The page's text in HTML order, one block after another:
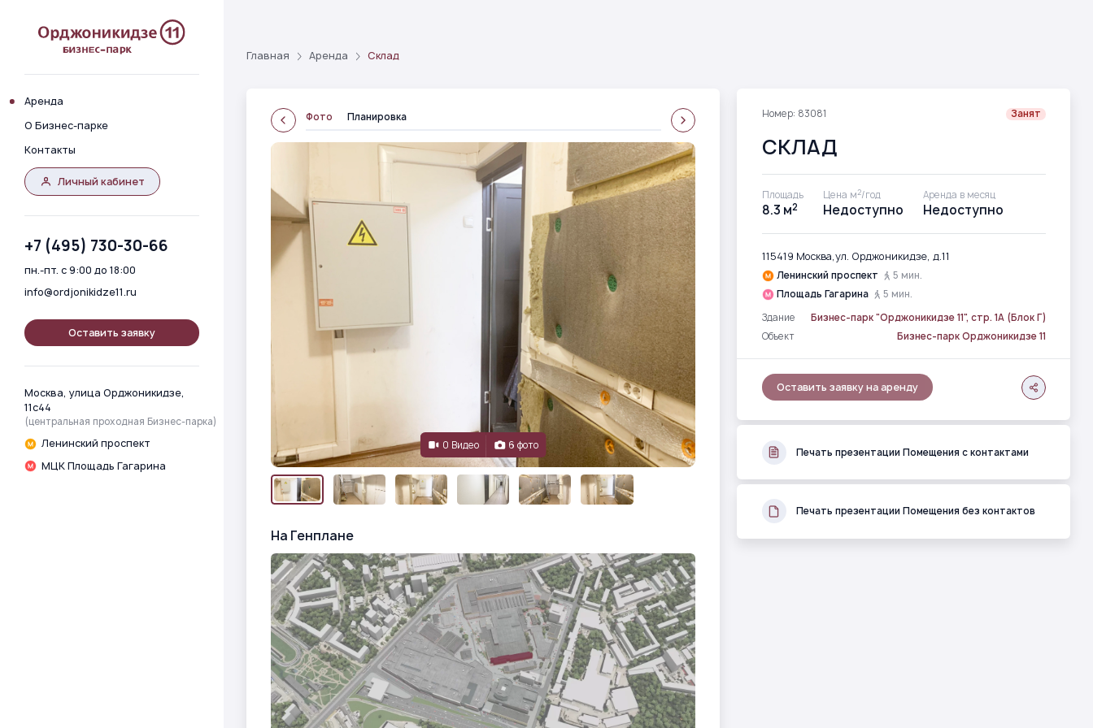
Аренда
О Бизнес-парке
Контакты
Личный кабинет
+7 (495) 730-30-66
пн.-пт. с 9:00 до 18:00
info@ordjonikidze11.ru
Оставить заявку
Москва, улица Орджоникидзе,
11с44
(центральная проходная Бизнес-парка)
Ленинский проспект
МЦК Площадь Гагарина
Главная Аренда Склад
Номер: 83081 Занят
СКЛАД
Площадь
8.3 м2
Цена м2/год
Недоступно
Аренда в месяц
Недоступно
115419 Москва,ул. Орджоникидзе, д.11
Ленинский проспект
5 мин.
Площадь Гагарина
5 мин.
Здание
Бизнес-парк "Орджоникидзе 11", стр. 1А (Блок Г)
Объект
Бизнес-парк Орджоникидзе 11
Оставить заявку на аренду
Печать презентации Помещения с контактами
Печать презентации Помещения без контактов
Фото Планировка
0 Видео 6 фото
На Генплане